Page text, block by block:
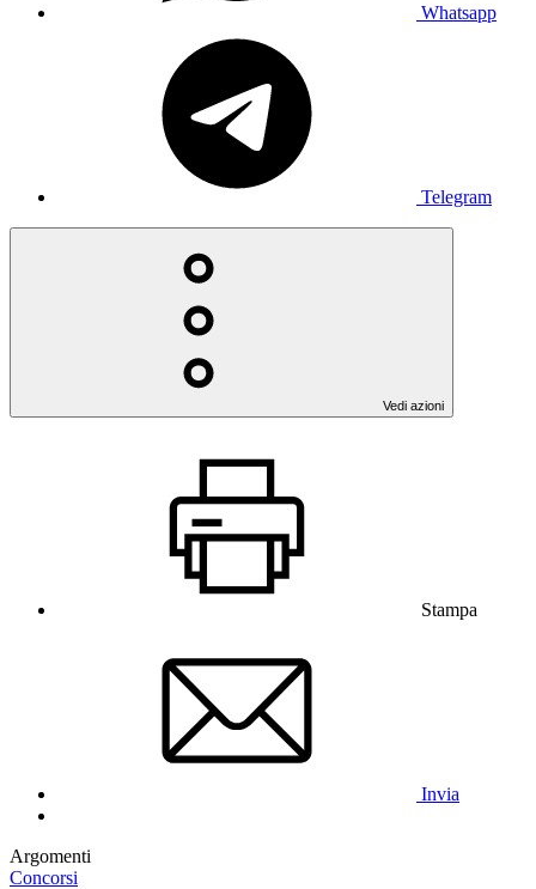
Whatsapp
Telegram
Vedi azioni
Stampa
Invia
Argomenti
Concorsi